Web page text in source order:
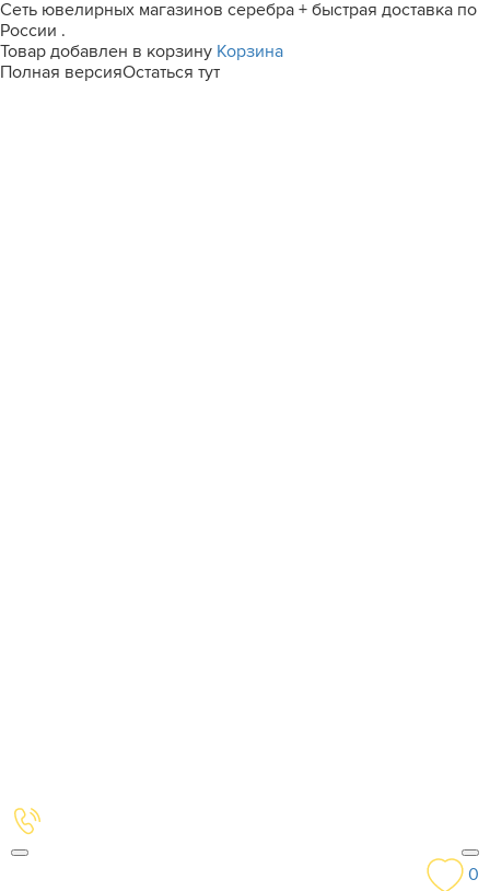
Сеть ювелирных магазинов серебра + быстрая доставка по
России .
Товар добавлен в корзину Корзина
Полная версияОстаться тут
0